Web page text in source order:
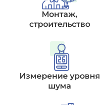
Монтаж,
строительство
Измерение уровня
шума